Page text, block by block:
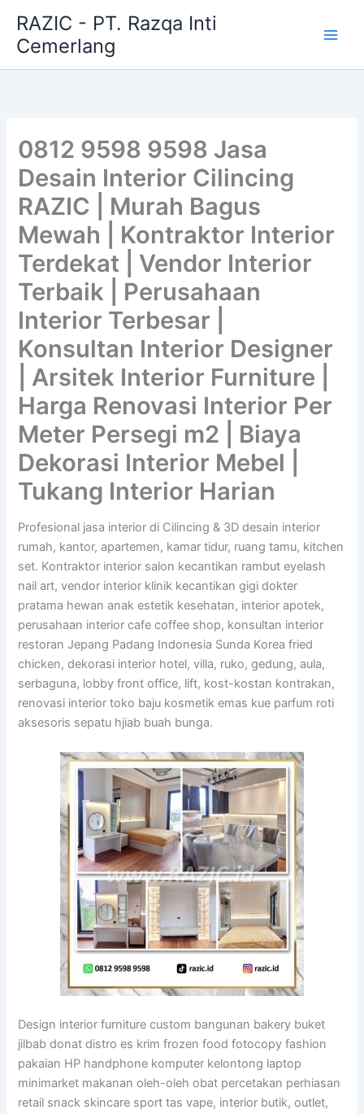
content
RAZIC - PT. Razqa Inti
Cemerlang
0812 9598 9598 Jasa
Desain Interior Cilincing
RAZIC | Murah Bagus
Mewah | Kontraktor Interior
Terdekat | Vendor Interior
Terbaik | Perusahaan
Interior Terbesar |
Konsultan Interior Designer
| Arsitek Interior Furniture |
Harga Renovasi Interior Per
Meter Persegi m2 | Biaya
Dekorasi Interior Mebel |
Tukang Interior Harian
Profesional jasa interior di Cilincing & 3D desain interior
rumah, kantor, apartemen, kamar tidur, ruang tamu, kitchen
set. Kontraktor interior salon kecantikan rambut eyelash
nail art, vendor interior klinik kecantikan gigi dokter
pratama hewan anak estetik kesehatan, interior apotek,
perusahaan interior cafe coffee shop, konsultan interior
restoran Jepang Padang Indonesia Sunda Korea fried
chicken, dekorasi interior hotel, villa, ruko, gedung, aula,
serbaguna, lobby front office, lift, kost-kostan kontrakan,
renovasi interior toko baju kosmetik emas kue parfum roti
aksesoris sepatu hjiab buah bunga.
Design interior furniture custom bangunan bakery buket
jilbab donat distro es krim frozen food fotocopy fashion
pakaian HP handphone komputer kelontong laptop
minimarket makanan oleh-oleh obat percetakan perhiasan
retail snack skincare sport tas vape, interior butik, outlet,